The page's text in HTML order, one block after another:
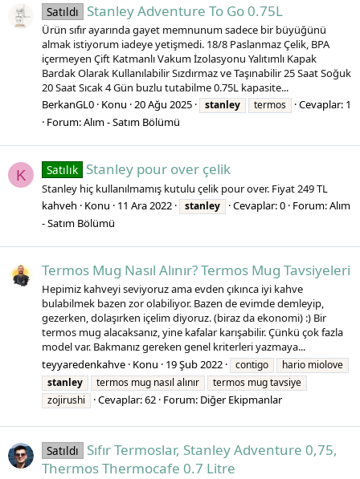
Satıldı Stanley Adventure To Go 0.75L
Ürün sıfır ayarında gayet memnunum sadece bir büyüğünü
almak istiyorum iadeye yetişmedi. 18/8 Paslanmaz Çelik, BPA
içermeyen Çift Katmanlı Vakum İzolasyonu Yalıtımlı Kapak
Bardak Olarak Kullanılabilir Sızdırmaz ve Taşınabilir 25 Saat Soğuk
20 Saat Sıcak 4 Gün buzlu tutabilme 0.75L kapasite...
BerkanGL0 Konu 20 Ağu 2025 stanley termos
Cevaplar: 1
Forum:Alım - Satım Bölümü
K Satılık Stanley pour over çelik
Stanley hiç kullanılmamış kutulu çelik pour over. Fiyat 249 TL
kahveh
Konu 11 Ara 2022 stanley Cevaplar: 0 Forum:Alım
- Satım Bölümü
Termos Mug Nasıl Alınır? Termos Mug Tavsiyeleri
Hepimiz kahveyi seviyoruz ama evden çıkınca iyi kahve
bulabilmek bazen zor olabiliyor. Bazen de evimde demleyip,
gezerken, dolaşırken içelim diyoruz. (biraz da ekonomi) :) Bir
termos mug alacaksanız, yine kafalar karışabilir. Çünkü çok fazla
model var. Bakmanız gereken genel kriterleri yazmaya...
teyyaredenkahve Konu 19 Şub 2022 contigo
hario miolove
stanley
termos mug nasıl alınır
termos mug tavsiye
zojirushi
Cevaplar: 62 Forum: Diğer Ekipmanlar
Satıldı
Sıfır Termoslar, Stanley Adventure 0,75,
Thermos Thermocafe 0.7 Litre